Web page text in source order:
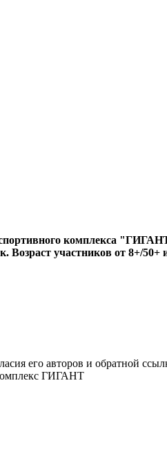
спортивного комплекса
Возраст участников от 8+/
его авторов и обратной
ГИГАНТ